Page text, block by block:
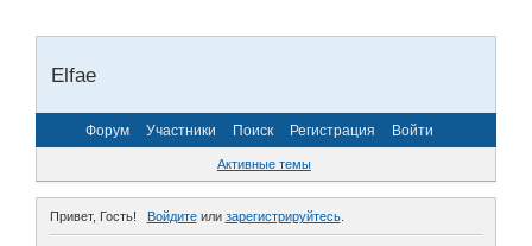
Elfae
Форум Участники Поиск Регистрация Войти
Активные темы
Привет, Гость! Войдитеили зарегистрируйтесь.